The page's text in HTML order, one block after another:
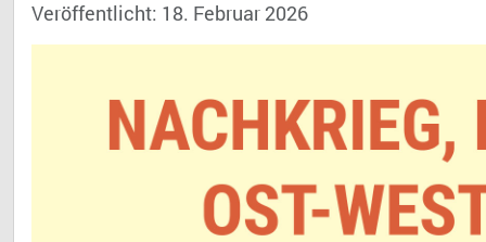
Veröffentlicht: 18. Februar 2026